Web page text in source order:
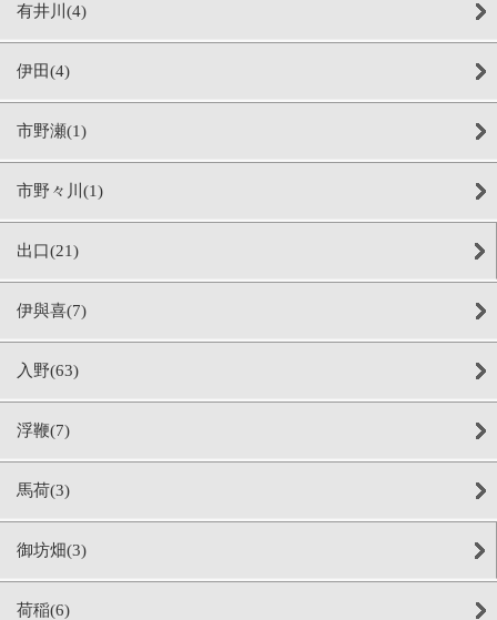
有井川(4)
伊田(4)
市野瀬(1)
市野々川(1)
出口(21)
伊與喜(7)
入野(63)
浮鞭(7)
馬荷(3)
御坊畑(3)
荷稲(6)